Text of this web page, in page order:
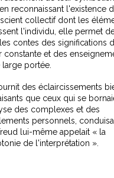
reconnaissant l'existence
collectif dont les
l'individu, elle permet
contes des significations
constante et des
large portée.
des éclaircissements
que ceux qui se
des complexes et des
personnels,
lui-même appelait « la
de l'interprétation ».